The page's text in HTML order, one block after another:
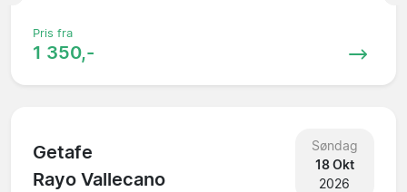
Pris fra
1 350,-
Getafe
Rayo Vallecano
Søndag
18 Okt
2026